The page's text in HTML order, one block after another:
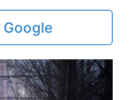
Google